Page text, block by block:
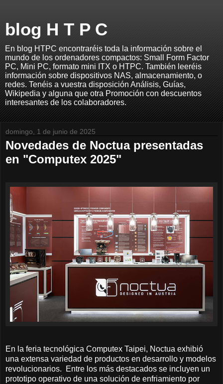
blog H T P C
En blog HTPC encontraréis toda la información sobre el
mundo de los ordenadores compactos: Small Form Factor
PC, Mini PC, formato mini ITX o HTPC. También leeréis
información sobre dispositivos NAS, almacenamiento, o
redes. Tenéis a vuestra disposición Análisis, Guías,
Wikipedia y alguna que otra Promoción con descuentos
interesantes de los colaboradores.
domingo, 1 de junio de 2025
Novedades de Noctua presentadas
en "Computex 2025"
En la feria tecnológica Computex Taipei, Noctua exhibió
una extensa variedad de productos en desarrollo y modelos
revolucionarios. Entre los más destacados se incluyen un
prototipo operativo de una solución de enfriamiento por